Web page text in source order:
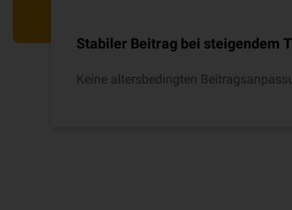
Stabiler Beitrag bei steigendem
Keine altersbedingten